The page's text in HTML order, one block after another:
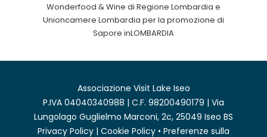
Wonderfood & Wine di Regione Lombardia e
Unioncamere Lombardia per la promozione di
Sapore inLOMBARDIA
Associazione Visit Lake Iseo
P.IVA 04040340988 | C.F. 98200490179 | Via
Lungolago Guglielmo Marconi, 2c, 25049 Iseo BS
Privacy Policy | Cookie Policy • Preferenze sulla